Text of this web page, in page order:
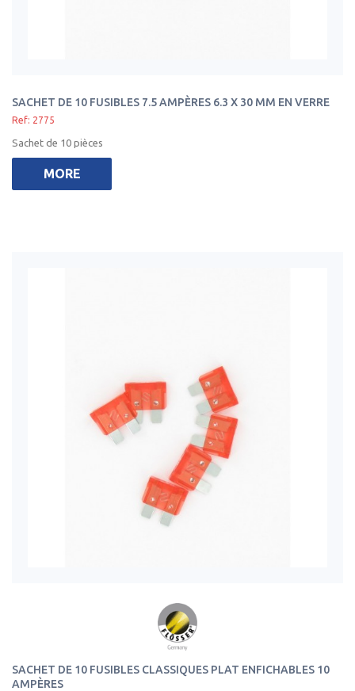
SACHET DE 10 FUSIBLES 7.5 AMPÈRES 6.3 X 30 MM EN VERRE
Ref: 2775
Sachet de 10 pièces
MORE
SACHET DE 10 FUSIBLES CLASSIQUES PLAT ENFICHABLES 10
AMPÈRES